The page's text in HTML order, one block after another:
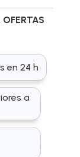
OFERTAS
en 24 h
a